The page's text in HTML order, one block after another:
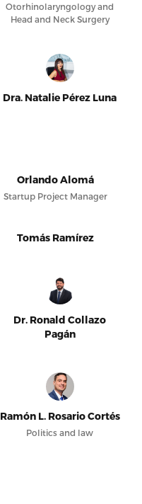
Otorhinolaryngology and
Head and Neck Surgery
Dra. Natalie Pérez Luna
Orlando Alomá
Startup Project Manager
Tomás Ramírez
Dr. Ronald Collazo
Pagán
Ramón L. Rosario Cortés
Politics and law